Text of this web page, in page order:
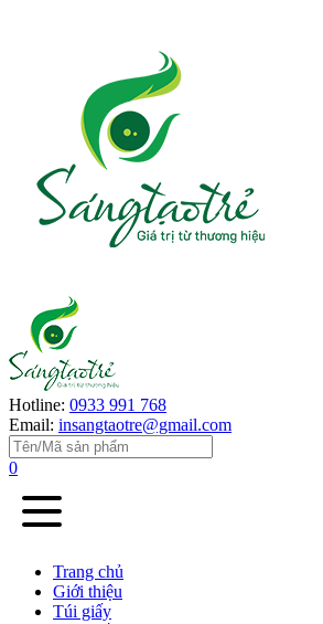
Hotline: 0933 991 768
Email: insangtaotre@gmail.com
0
Trang chủ
Giới thiệu
Túi giấy